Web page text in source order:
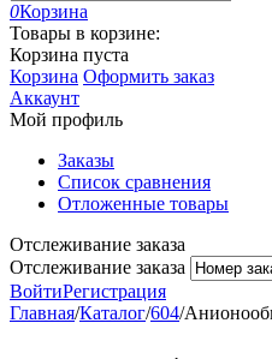
0Корзина
Товары в корзине:
Корзина пуста
Корзина Оформить заказ
Аккаунт
Мой профиль
Заказы
Список сравнения
Отложенные товары
Отслеживание заказа
Отслеживание заказа
ВойтиРегистрация
Главная/Каталог/604/